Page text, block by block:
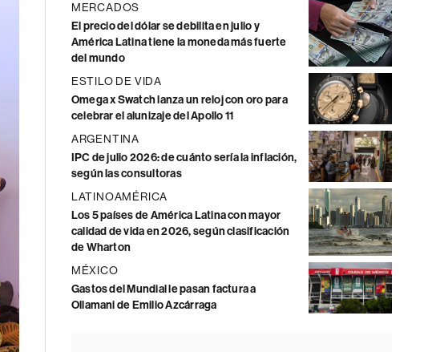
MERCADOS
El precio del dólar se debilita en julio y
América Latina tiene la moneda más fuerte
del mundo
ESTILO DE VIDA
Omega x Swatch lanza un reloj con oro para
celebrar el alunizaje del Apollo 11
ARGENTINA
IPC de julio 2026: de cuánto sería la inflación,
según las consultoras
LATINOAMÉRICA
Los 5 países de América Latina con mayor
calidad de vida en 2026, según clasificación
de Wharton
MÉXICO
Gastos del Mundial le pasan factura a
Ollamani de Emilio Azcárraga